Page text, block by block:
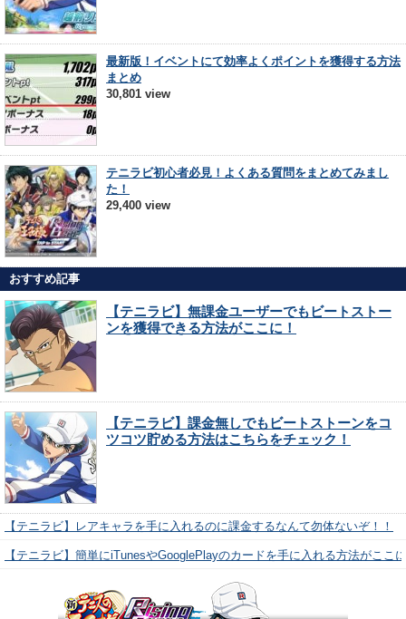
最新版！イベントにて効率よくポイントを獲得する方法
まとめ
30,801 view
テニラビ初心者必見！よくある質問をまとめてみまし
た！
29,400 view
おすすめ記事
【テニラビ】無課金ユーザーでもビートストー
ンを獲得できる方法がここに！
【テニラビ】課金無しでもビートストーンをコ
ツコツ貯める方法はこちらをチェック！
【テニラビ】レアキャラを手に入れるのに課金するなんて勿体ないぞ！！
【テニラビ】簡単にiTunesやGooglePlayのカードを手に入れる方法がここ